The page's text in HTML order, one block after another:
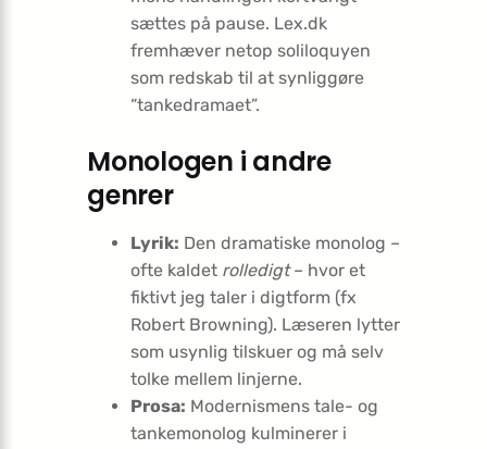
sættes på pause. Lex.dk
fremhæver netop soliloquyen
som redskab til at synliggøre
“tankedramaet”.
Monologen i andre
genrer
Lyrik: Den dramatiske monolog –
ofte kaldet rolledigt– hvor et
fiktivt jeg taler i digtform (fx
Robert Browning). Læseren lytter
som usynlig tilskuer og må selv
tolke mellem linjerne.
Prosa: Modernismens tale- og
tankemonolog kulminerer i